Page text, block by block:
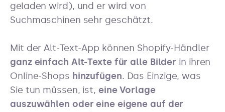
geladen wird), und er wird von
Suchmaschinen sehr geschätzt.
Mit der Alt-Text-App können Shopify-Händler
ganz einfach Alt-Texte für alle Bilder in ihren
Online-Shops hinzufügen. Das Einzige, was
Sie tun müssen, ist, eine Vorlage
auszuwählen oder eine eigene auf der